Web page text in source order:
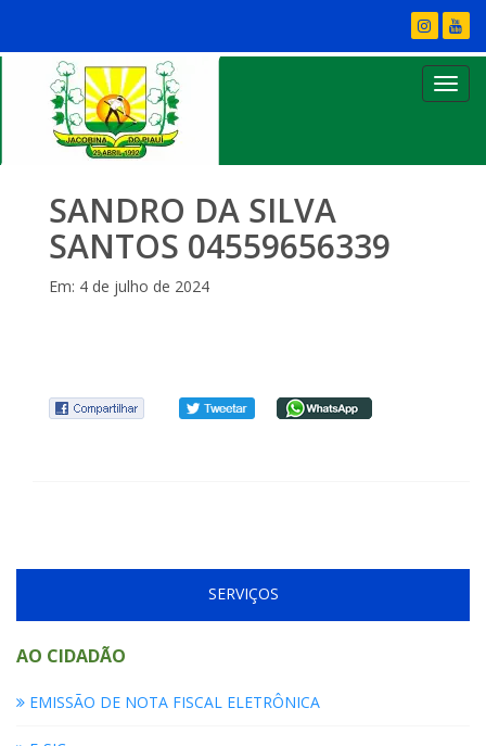
SANDRO DA SILVA
SANTOS 04559656339
Em: 4 de julho de 2024
SERVIÇOS
AO CIDADÃO
EMISSÃO DE NOTA FISCAL ELETRÔNICA